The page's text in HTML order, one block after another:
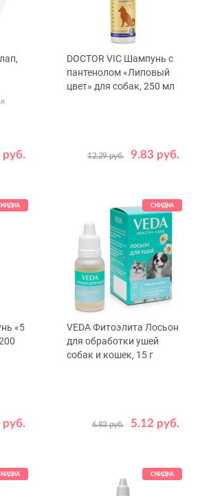
руб.
DOCTOR VIC Шампунь с
пантенолом «Липовый
цвет» для собак, 250 мл
9.83 руб.
12.29 руб.
«5
руб.
СКИДКА
VEDA Фитоэлита Лосьон
для обработки ушей
собак и кошек, 15 г
5.12 руб.
6.83 руб.
СКИДКА